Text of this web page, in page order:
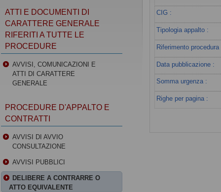
CIG :
Tipologia appalto :
Riferimento procedura
Data pubblicazione :
Somma urgenza :
Righe per pagina :
ATTI E DOCUMENTI DI
CARATTERE GENERALE
RIFERITI A TUTTE LE
PROCEDURE
AVVISI, COMUNICAZIONI E
ATTI DI CARATTERE
GENERALE
PROCEDURE D'APPALTO E
CONTRATTI
AVVISI DI AVVIO
CONSULTAZIONE
AVVISI PUBBLICI
DELIBERE A CONTRARRE O
ATTO EQUIVALENTE